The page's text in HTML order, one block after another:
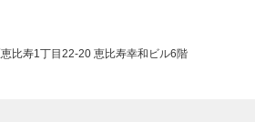
比寿1丁目22-20 恵比寿幸和ビル6階